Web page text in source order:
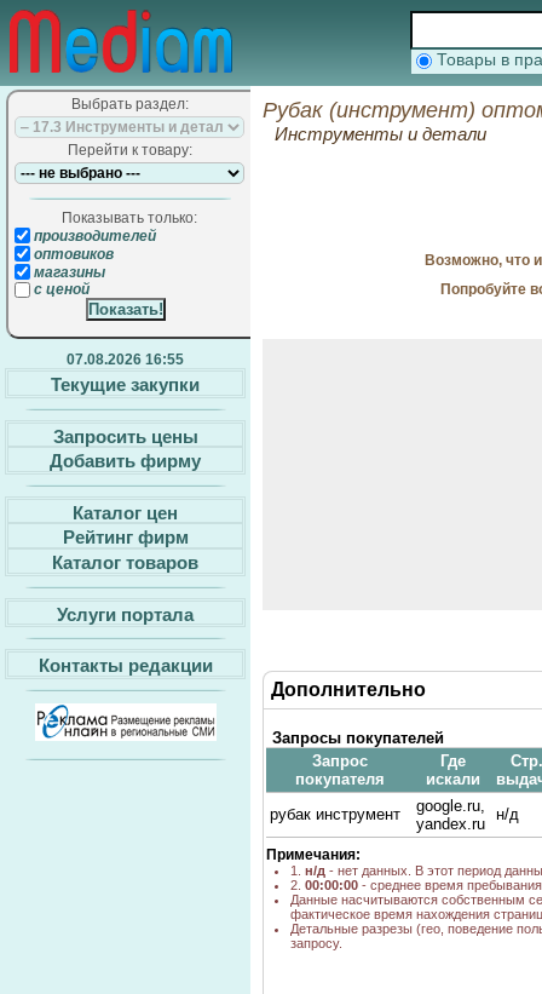
Товары в
Выбрать раздел:
Перейти к товару:
Показывать только:
производителей
оптовиков
магазины
с ценой
07.08.2026 16:55
Текущие закупки
Запросить цены
Добавить фирму
Каталог цен
Рейтинг фирм
Каталог товаров
Услуги портала
Контакты редакции
Рубак (инструмент)
Инструменты и детали
Возможно, что
Попробуйте
Дополнительно
Запросы покупателей
Запрос
покупателя
Где
искали
Стр.
рубак инструмент
google.ru,
yandex.ru
н/д
Примечания:
1. н/д - нет данных. В этот период
2. 00:00:00 - среднее время
Данные насчитываются собственным
фактическое время нахождения
Детальные разрезы (гео, поведение
запросу.